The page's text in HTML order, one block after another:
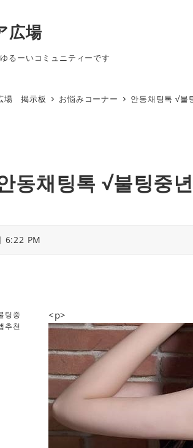
広場
るーいコミュニティーです
場 掲示板 お悩みコーナー 안동채팅톡 √불
동채팅톡 √불팅중
6:22 PM
팅중
추천
<p>